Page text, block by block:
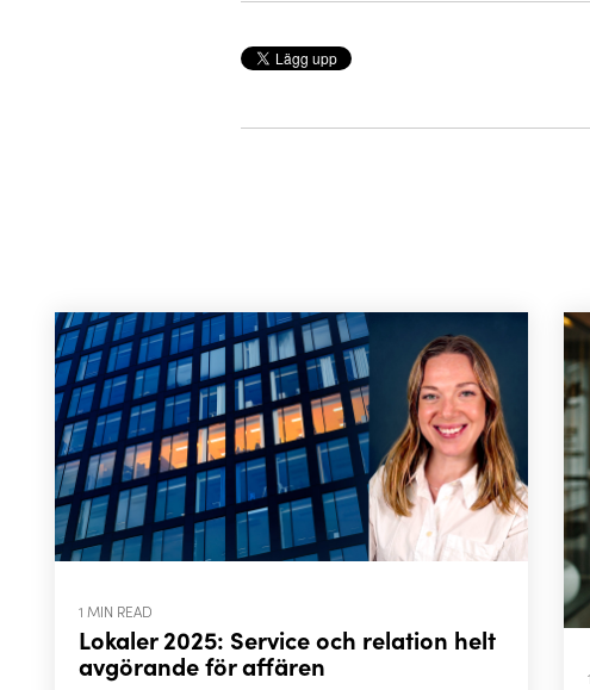
1 MIN READ
Lokaler 2025: Service och relation helt
avgörande för affären